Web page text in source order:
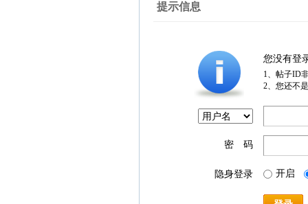
提示信息
您没有登
1、帖子ID
2、您还不
密 码
隐身登录 开启